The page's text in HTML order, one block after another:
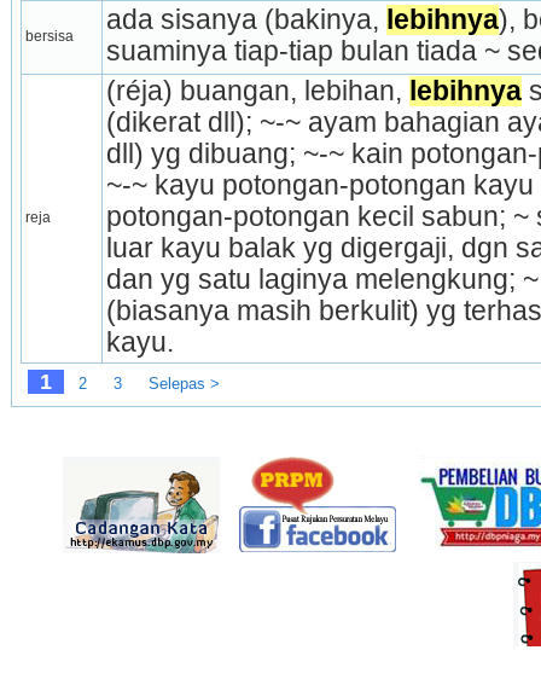
bersisa
ada sisanya (bakinya, lebihnya),
suaminya tiap-tiap bulan tiada ~
reja
(réja) buangan, lebihan, lebihnya
(dikerat dll); ~-~ ayam bahagian
dll) yg dibuang; ~-~ kain
~-~ kayu potongan-potongan
potongan-potongan kecil sabun;
luar kayu balak yg digergaji, dgn
dan yg satu laginya me­lengkung;
(biasanya masih berkulit) yg
kayu.
1 2 3 Selepas >